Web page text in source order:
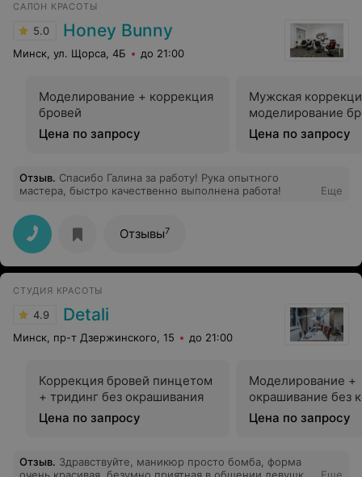
САЛОН КРАСОТЫ
5.0 Honey Bunny
Минск, ул. Щорса, 4Б до 21:00
Моделирование + коррекция
бровей
Цена по запросу
Мужская
моделирование
Цена по запросу
Отзыв. Спасибо Галина за работу! Рука опытного
мастера, быстро качественно выполнена работа!
Еще
Отзывы7
СТУДИЯ КРАСОТЫ
4.9 Detali
Минск, пр-т Дзержинского, 15 до 21:00
Коррекция бровей пинцетом
+ тридинг без окрашивания
Цена по запросу
Моделирование +
окрашивание без
Цена по запросу
Отзыв. Здравствуйте, маникюр просто бомба, форма